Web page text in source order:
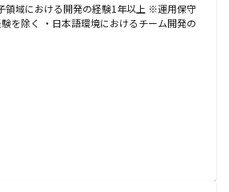
領域における開発の経験1年以上 ※運用保守
を除く ・日本語環境におけるチーム開発の